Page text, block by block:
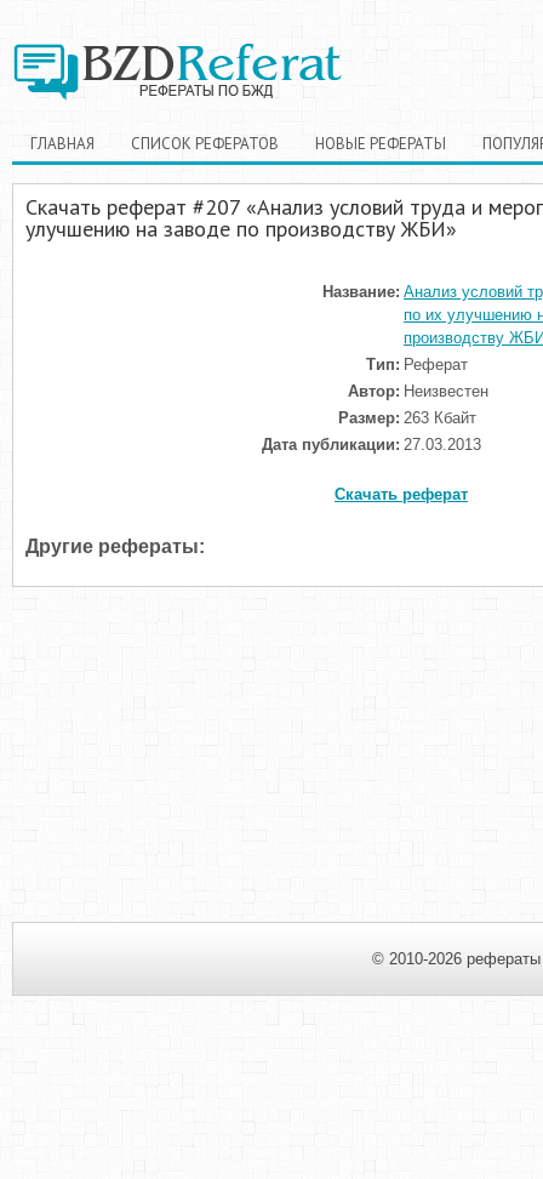
ГЛАВНАЯ СПИСОК РЕФЕРАТОВ НОВЫЕ РЕФЕРАТЫ
Скачать реферат #207 «Анализ условий труда и
улучшению на заводе по производству ЖБИ»
Название: Анализ условий
по их улучшению
производству
Тип: Реферат
Автор: Неизвестен
Размер: 263 Кбайт
Дата публикации: 27.03.2013
Скачать реферат
Другие рефераты:
© 2010-2026 рефераты